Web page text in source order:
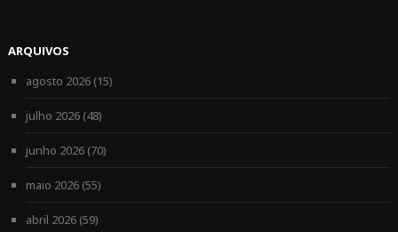
ARQUIVOS
agosto 2026(15)
julho 2026(48)
junho 2026(70)
maio 2026(55)
abril 2026(59)